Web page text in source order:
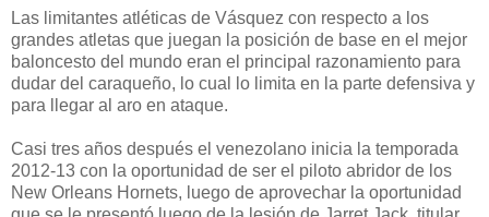
Las limitantes atléticas de Vásquez con respecto a los
grandes atletas que juegan la posición de base en el mejor
baloncesto del mundo eran el principal razonamiento para
dudar del caraqueño, lo cual lo limita en la parte defensiva y
para llegar al aro en ataque.
Casi tres años después el venezolano inicia la temporada
2012-13 con la oportunidad de ser el piloto abridor de los
New Orleans Hornets, luego de aprovechar la oportunidad